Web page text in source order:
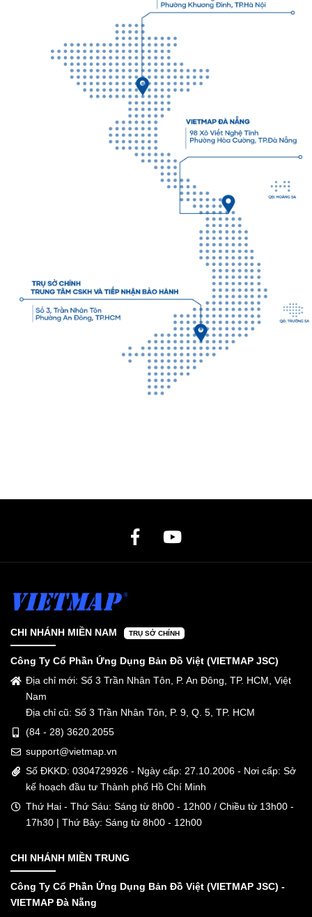
CHI NHÁNH MIỀN NAM TRỤ SỞ CHÍNH
Công Ty Cổ Phần Ứng Dụng Bản Đồ Việt (VIETMAP JSC)
Địa chỉ mới: Số 3 Trần Nhân Tôn, P. An Đông, TP. HCM, Việt
Nam
Địa chỉ cũ: Số 3 Trần Nhân Tôn, P. 9, Q. 5, TP. HCM
(84 - 28) 3620.2055
support@vietmap.vn
Số ĐKKD: 0304729926 - Ngày cấp: 27.10.2006 - Nơi cấp: Sở
kế hoạch đầu tư Thành phố Hồ Chí Minh
Thứ Hai - Thứ Sáu: Sáng từ 8h00 - 12h00 / Chiều từ 13h00 -
17h30 | Thứ Bảy: Sáng từ 8h00 - 12h00
CHI NHÁNH MIỀN TRUNG
Công Ty Cổ Phần Ứng Dụng Bản Đồ Việt (VIETMAP JSC) -
VIETMAP Đà Nẵng